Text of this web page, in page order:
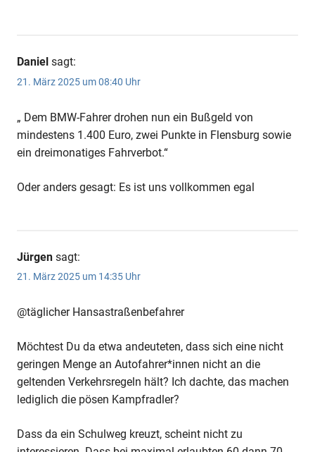
Daniel sagt:
21. März 2025 um 08:40 Uhr
„ Dem BMW-Fahrer drohen nun ein Bußgeld von
mindestens 1.400 Euro, zwei Punkte in Flensburg sowie
ein dreimonatiges Fahrverbot.“
Oder anders gesagt: Es ist uns vollkommen egal
Jürgen sagt:
21. März 2025 um 14:35 Uhr
@täglicher Hansastraßenbefahrer
Möchtest Du da etwa andeuteten, dass sich eine nicht
geringen Menge an Autofahrer*innen nicht an die
geltenden Verkehrsregeln hält? Ich dachte, das machen
lediglich die pösen Kampfradler?
Dass da ein Schulweg kreuzt, scheint nicht zu